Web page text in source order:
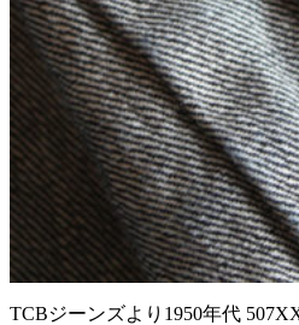
TCBジーンズより1950年代